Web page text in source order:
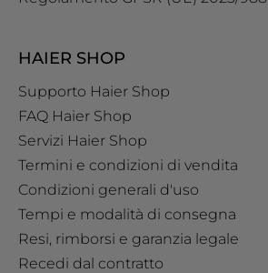
HAIER SHOP
Supporto Haier Shop
FAQ Haier Shop
Servizi Haier Shop
Termini e condizioni di vendita
Condizioni generali d'uso
Tempi e modalità di consegna
Resi, rimborsi e garanzia legale
Recedi dal contratto